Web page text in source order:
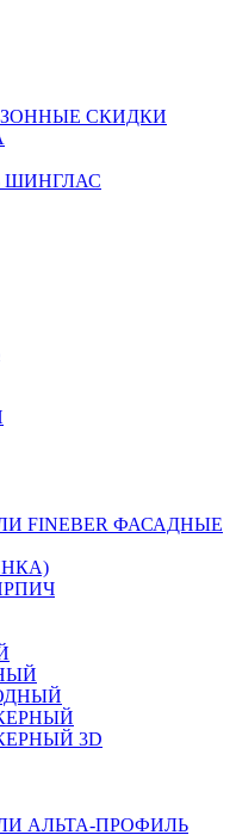
СКИДКИ
ШИНГЛАС
ФАСАДНЫЕ
3D